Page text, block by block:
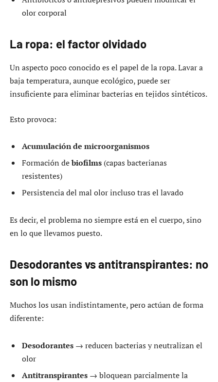
olor corporal
La ropa: el factor olvidado
Un aspecto poco conocido es el papel de la ropa. Lavar a
baja temperatura, aunque ecológico, puede ser
insuficiente para eliminar bacterias en tejidos sintéticos.
Esto provoca:
Acumulación de microorganismos
Formación debiofilms (capas bacterianas
resistentes)
Persistencia del mal olor incluso tras el lavado
Es decir, el problema no siempre está en el cuerpo, sino
en lo que llevamos puesto.
Desodorantes vs antitranspirantes: no
son lo mismo
Muchos los usan indistintamente, pero actúan de forma
diferente:
Desodorantes → reducen bacterias y neutralizan el
olor
Antitranspirantes → bloquean parcialmente la